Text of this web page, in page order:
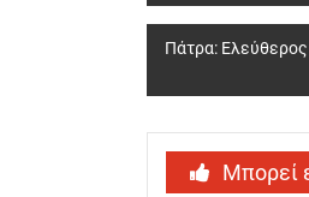
navigation
Πάτρα: Ελεύθερος
Μπορεί